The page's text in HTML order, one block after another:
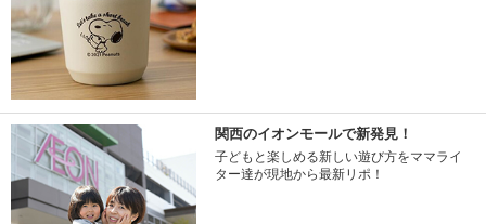
関西のイオンモールで新発見！
子どもと楽しめる新しい遊び方をママライ
ター達が現地から最新リポ！